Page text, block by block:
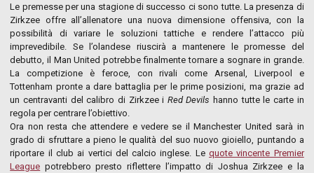
Le premesse per una stagione di successo ci sono tutte. La presenza di
Zirkzee offre all’allenatore una nuova dimensione offensiva, con la
possibilità di variare le soluzioni tattiche e rendere l’attacco più
imprevedibile. Se l’olandese riuscirà a mantenere le promesse del
debutto, il Man United potrebbe finalmente tornare a sognare in grande.
La competizione è feroce, con rivali come Arsenal, Liverpool e
Tottenham pronte a dare battaglia per le prime posizioni, ma grazie ad
un centravanti del calibro di Zirkzee i Red Devils hanno tutte le carte in
regola per centrare l’obiettivo.
Ora non resta che attendere e vedere se il Manchester United sarà in
grado di sfruttare a pieno le qualità del suo nuovo gioiello, puntando a
riportare il club ai vertici del calcio inglese. Lequote vincente Premier
League potrebbero presto riflettere l’impatto di Joshua Zirkzee e la